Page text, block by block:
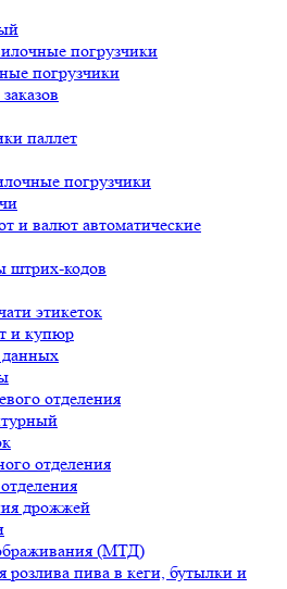
погрузчики
погрузчики
паллет
погрузчики
и валют автоматические
штрих-кодов
этикеток
и купюр
отделения
отделения
дрожжей
(МТД)
розлива пива в кеги, бутылки и